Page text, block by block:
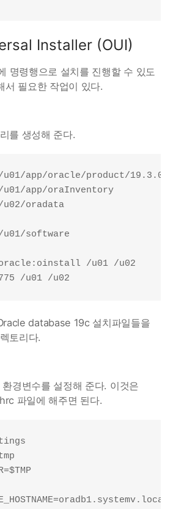
Installer (OUI)
명령행으로 설치를 진행할 수 있도
서 필요한 작업이 있다.
를 생성해 준다.
app/oracle/product/19.3.0/
app/oraInventory
oradata
software
oracle:oinstall /u01 /u02
database 19c 설치파일들을
토리다.
경변수를 설정해 준다. 이것은
파일에 해주면 된다.